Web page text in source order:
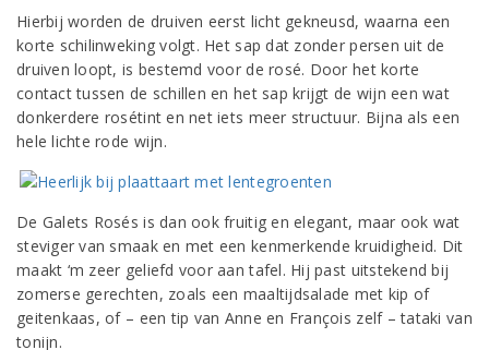
Hierbij worden de druiven eerst licht gekneusd, waarna een
korte schilinweking volgt. Het sap dat zonder persen uit de
druiven loopt, is bestemd voor de rosé. Door het korte
contact tussen de schillen en het sap krijgt de wijn een wat
donkerdere rosétint en net iets meer structuur. Bijna als een
hele lichte rode wijn.
De Galets Rosés is dan ook fruitig en elegant, maar ook wat
steviger van smaak en met een kenmerkende kruidigheid. Dit
maakt ‘m zeer geliefd voor aan tafel. Hij past uitstekend bij
zomerse gerechten, zoals een maaltijdsalade met kip of
geitenkaas, of – een tip van Anne en François zelf – tataki van
tonijn.